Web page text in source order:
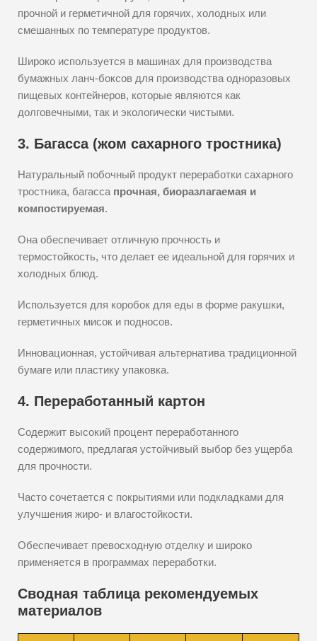
прочной и герметичной для горячих, холодных или
смешанных по температуре продуктов.
Широко используется в машинах для производства
бумажных ланч-боксов для производства одноразовых
пищевых контейнеров, которые являются как
долговечными, так и экологически чистыми.
3. Багасса (жом сахарного тростника)
Натуральный побочный продукт переработки сахарного
тростника, багасса прочная, биоразлагаемая и
компостируемая.
Она обеспечивает отличную прочность и
термостойкость, что делает ее идеальной для горячих и
холодных блюд.
Используется для коробок для еды в форме ракушки,
герметичных мисок и подносов.
Инновационная, устойчивая альтернатива традиционной
бумаге или пластику упаковка.
4. Переработанный картон
Содержит высокий процент переработанного
содержимого, предлагая устойчивый выбор без ущерба
для прочности.
Часто сочетается с покрытиями или подкладками для
улучшения жиро- и влагостойкости.
Обеспечивает превосходную отделку и широко
применяется в программах переработки.
Сводная таблица рекомендуемых
материалов